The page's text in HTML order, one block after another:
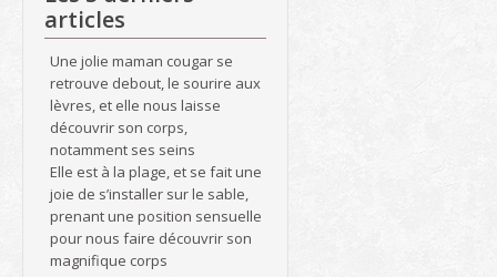
articles
Une jolie maman cougar se
retrouve debout, le sourire aux
lèvres, et elle nous laisse
découvrir son corps,
notamment ses seins
Elle est à la plage, et se fait une
joie de s’installer sur le sable,
prenant une position sensuelle
pour nous faire découvrir son
magnifique corps